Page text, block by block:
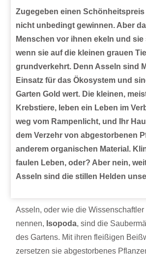
Zugegeben einen
nicht unbedingt gewinnen. Aber
Menschen vor ihnen ekeln und
wenn sie auf die kleinen grauen
grundverkehrt. Denn Asseln sind
Einsatz für das Ökosystem und
Garten Gold wert. Die kleinen,
Krebstiere, leben ein Leben im
weg vom Rampenlicht, und Ihr
dem Verzehr von abgestorbenen
anderem organischen Material.
faulen Leben, oder? Aber nein,
Asseln sind die stillen Helden
Asseln, oder wie die Wissenschaftler
nennen, Isopoda, sind die
des Gartens. Mit ihren fleißigen
zersetzen sie abgestorbenes